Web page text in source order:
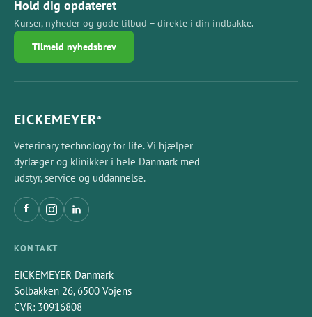
Hold dig opdateret
Kurser, nyheder og gode tilbud – direkte i din indbakke.
Tilmeld nyhedsbrev
EICKEMEYER®
Veterinary technology for life. Vi hjælper
dyrlæger og klinikker i hele Danmark med
udstyr, service og uddannelse.
KONTAKT
EICKEMEYER Danmark
Solbakken 26, 6500 Vojens
CVR: 30916808